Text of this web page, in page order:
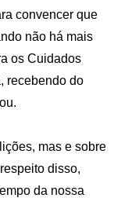
convencer que
não há mais
os Cuidados
recebendo do
mas e sobre
disso,
da nossa